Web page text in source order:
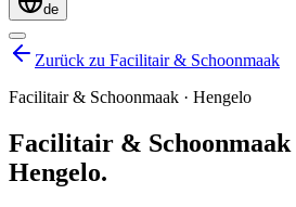
de
Zurück zu Facilitair & Schoonmaak
Facilitair & Schoonmaak · Hengelo
Facilitair & Schoonmaak
Hengelo.